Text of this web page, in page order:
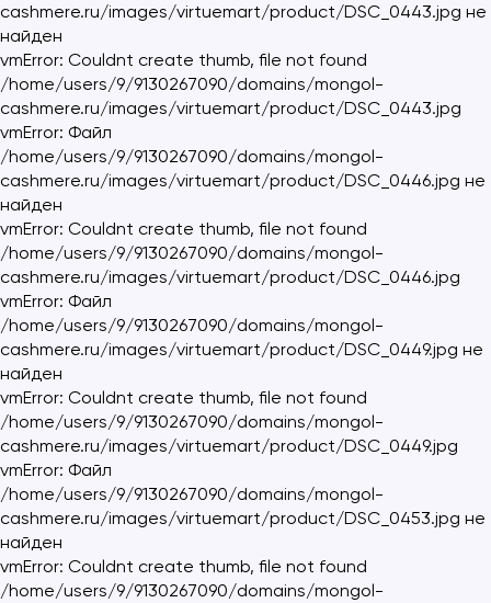
cashmere.ru/images/virtuemart/product/DSC_0443.jpg не
найден
vmError: Couldnt create thumb, file not found
/home/users/9/9130267090/domains/mongol-
cashmere.ru/images/virtuemart/product/DSC_0443.jpg
vmError: Файл
/home/users/9/9130267090/domains/mongol-
cashmere.ru/images/virtuemart/product/DSC_0446.jpg не
найден
vmError: Couldnt create thumb, file not found
/home/users/9/9130267090/domains/mongol-
cashmere.ru/images/virtuemart/product/DSC_0446.jpg
vmError: Файл
/home/users/9/9130267090/domains/mongol-
cashmere.ru/images/virtuemart/product/DSC_0449.jpg не
найден
vmError: Couldnt create thumb, file not found
/home/users/9/9130267090/domains/mongol-
cashmere.ru/images/virtuemart/product/DSC_0449.jpg
vmError: Файл
/home/users/9/9130267090/domains/mongol-
cashmere.ru/images/virtuemart/product/DSC_0453.jpg не
найден
vmError: Couldnt create thumb, file not found
/home/users/9/9130267090/domains/mongol-